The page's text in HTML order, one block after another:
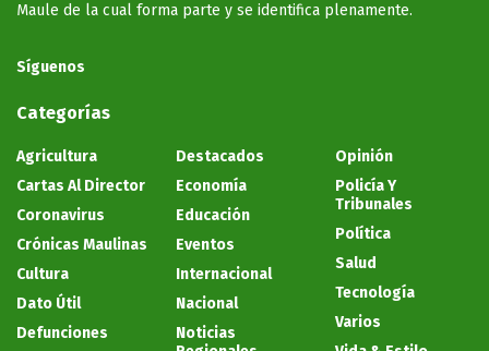
Maule de la cual forma parte y se identifica plenamente.
Síguenos
Categorías
Agricultura
Cartas Al Director
Coronavirus
Crónicas Maulinas
Cultura
Dato Útil
Defunciones
Destacados
Economía
Educación
Eventos
Internacional
Nacional
Noticias
Opinión
Policía Y
Tribunales
Política
Salud
Tecnología
Varios